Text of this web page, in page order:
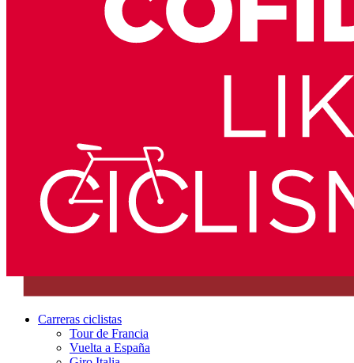
Carreras ciclistas
Tour de Francia
Vuelta a España